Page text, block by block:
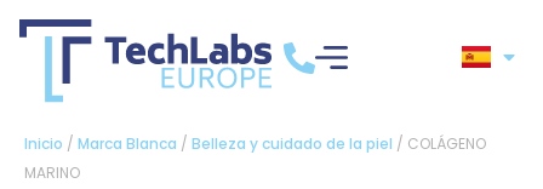
Inicio / Marca Blanca / Belleza y cuidado de la piel / COLÁGENO
MARINO